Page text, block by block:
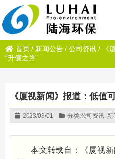
首页 / 新闻公告 /公司资讯 /
《
“升值之路”
《厦视新闻》报道：低值
2023/08/01 分类:公司资讯 新
本文转载自：《厦视